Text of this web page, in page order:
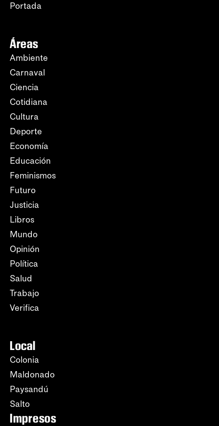
Portada
Áreas
Ambiente
Carnaval
Ciencia
Cotidiana
Cultura
Deporte
Economía
Educación
Feminismos
Futuro
Justicia
Libros
Mundo
Opinión
Política
Salud
Trabajo
Verifica
Local
Colonia
Maldonado
Paysandú
Salto
Impresos